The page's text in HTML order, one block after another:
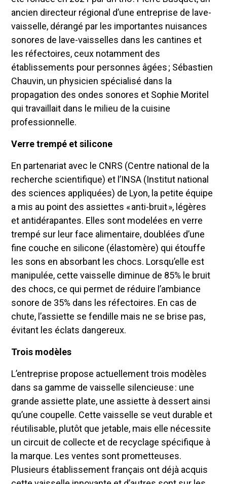
ancien directeur régional d’une entreprise de lave-
vaisselle, dérangé par les importantes nuisances
sonores de lave-vaisselles dans les cantines et
les réfectoires, ceux notamment des
établissements pour personnes âgées ; Sébastien
Chauvin, un physicien spécialisé dans la
propagation des ondes sonores et Sophie Moritel
qui travaillait dans le milieu de la cuisine
professionnelle.
Verre trempé et silicone
En partenariat avec le CNRS (Centre national de la
recherche scientifique) et l’INSA (Institut national
des sciences appliquées) de Lyon, la petite équipe
a mis au point des assiettes « anti-bruit », légères
et antidérapantes. Elles sont modelées en verre
trempé sur leur face alimentaire, doublées d’une
fine couche en silicone (élastomère) qui étouffe
les sons en absorbant les chocs. Lorsqu’elle est
manipulée, cette vaisselle diminue de 85% le bruit
des chocs, ce qui permet de réduire l’ambiance
sonore de 35% dans les réfectoires. En cas de
chute, l’assiette se fendille mais ne se brise pas,
évitant les éclats dangereux.
Trois modèles
L’entreprise propose actuellement trois modèles
dans sa gamme de vaisselle silencieuse : une
grande assiette plate, une assiette à dessert ainsi
qu’une coupelle. Cette vaisselle se veut durable et
réutilisable, plutôt que jetable, mais elle nécessite
un circuit de collecte et de recyclage spécifique à
la marque. Les ventes sont prometteuses.
Plusieurs établissement français ont déjà acquis